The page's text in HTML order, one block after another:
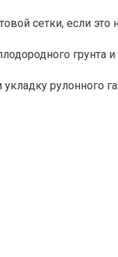
сетки, если это
грунта
рулонного